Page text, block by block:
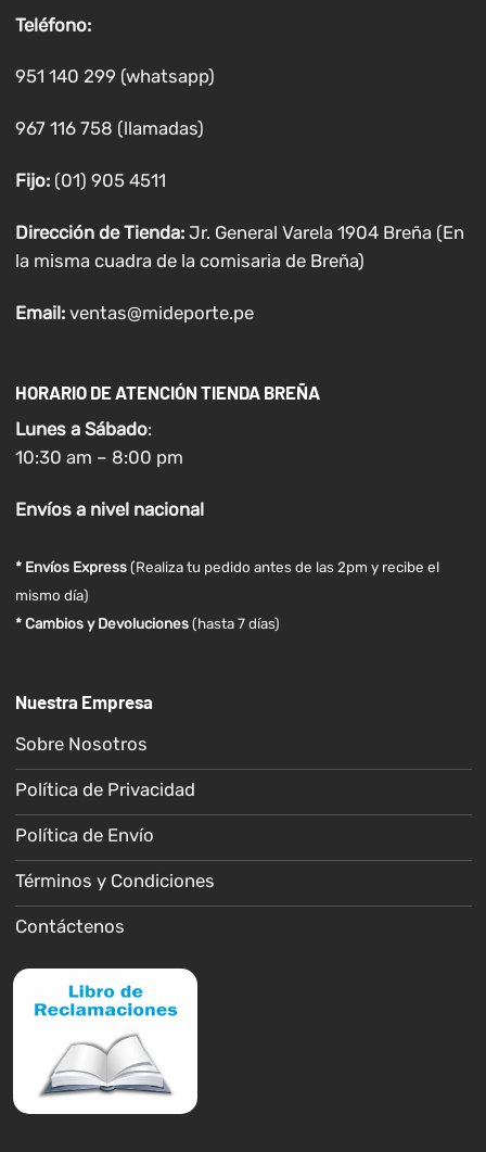
Teléfono:
951 140 299 (whatsapp)
967 116 758 (llamadas)
Fijo:(01) 905 4511
Dirección de Tienda: Jr. General Varela 1904 Breña (En
la misma cuadra de la comisaria de Breña)
Email: ventas@mideporte.pe
HORARIO DE ATENCIÓN TIENDA BREÑA
Lunes a Sábado:
10:30 am – 8:00 pm
Envíosa nivel nacional
* Envíos Express(Realiza tu pedido antes de las 2pm y recibe el
mismo día)
* Cambios y Devoluciones (hasta 7 días)
Nuestra Empresa
Sobre Nosotros
Política de Privacidad
Política de Envío
Términos y Condiciones
Contáctenos